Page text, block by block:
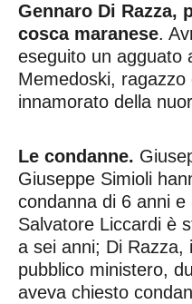
Gennaro Di Razza,
cosca maranese.
eseguito un agguato
Memedoski,
innamorato della
Le condanne.
Giuseppe Simioli
condanna di 6 anni
Salvatore Liccardi è
a sei anni; Di Razza,
pubblico ministero,
aveva chiesto